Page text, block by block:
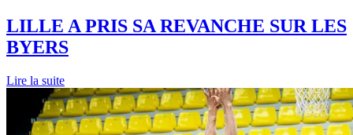
LILLE A PRIS SA REVANCHE SUR LES
BYERS
Lire la suite